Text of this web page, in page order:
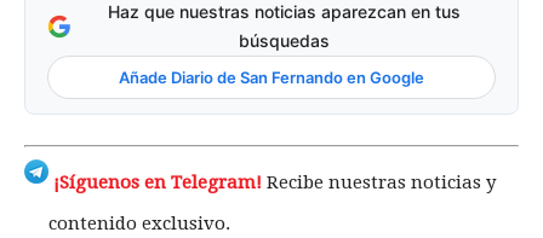
Haz que nuestras noticias aparezcan en tus
búsquedas
Añade Diario de San Fernando en Google
¡Síguenos en Telegram! Recibe nuestras noticias y
contenido exclusivo.